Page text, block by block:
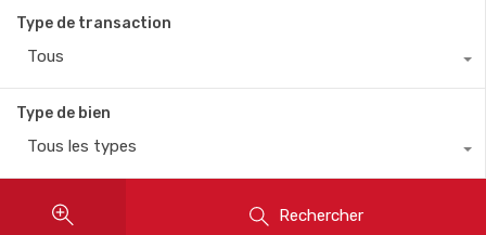
Type de transaction
Tous
Type de bien
Tous les types
Rechercher